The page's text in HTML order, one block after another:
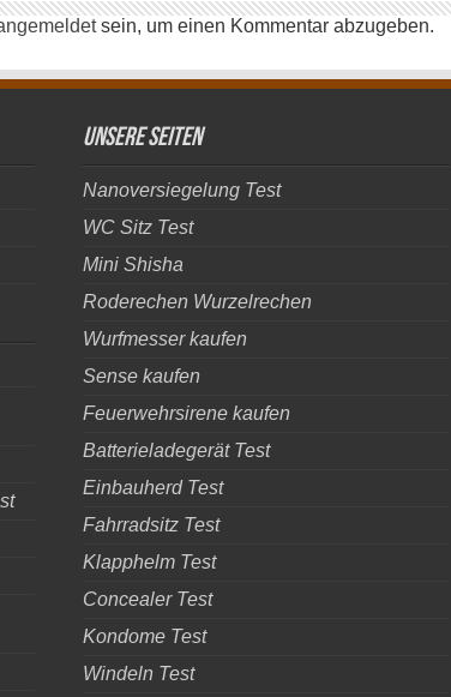
sein, um einen Kommentar abzugeben.
Unsere Seiten
Nanoversiegelung Test
WC Sitz Test
Mini Shisha
Roderechen Wurzelrechen
Wurfmesser kaufen
Sense kaufen
Feuerwehrsirene kaufen
Batterieladegerät Test
Einbauherd Test
Fahrradsitz Test
Klapphelm Test
Concealer Test
Kondome Test
Windeln Test